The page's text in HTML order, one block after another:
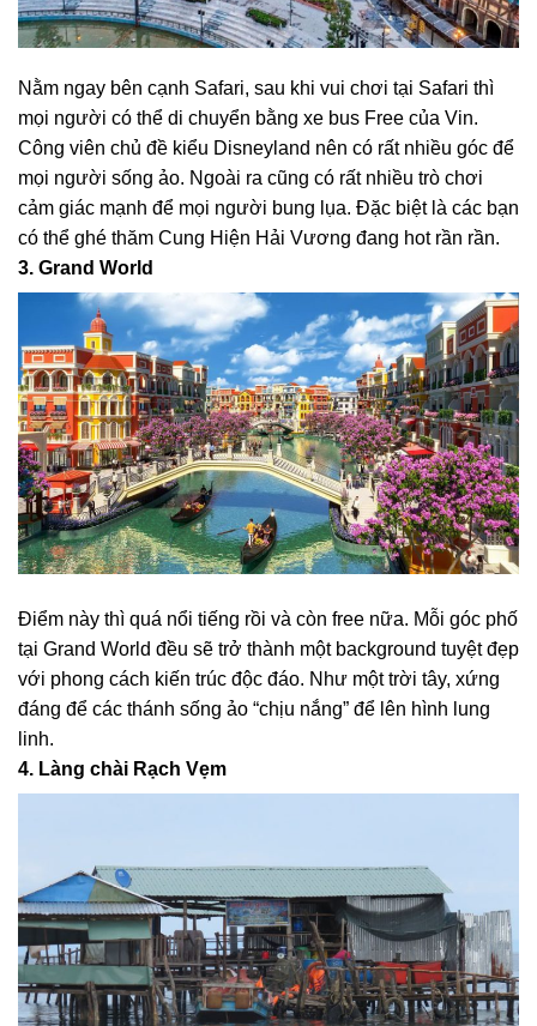
Nằm ngay bên cạnh Safari, sau khi vui chơi tại Safari thì
mọi người có thể di chuyển bằng xe bus Free của Vin.
Công viên chủ đề kiểu Disneyland nên có rất nhiều góc để
mọi người sống ảo. Ngoài ra cũng có rất nhiều trò chơi
cảm giác mạnh để mọi người bung lụa. Đặc biệt là các bạn
có thể ghé thăm Cung Hiện Hải Vương đang hot rần rần.
3. Grand World
Điểm này thì quá nổi tiếng rồi và còn free nữa. Mỗi góc phố
tại Grand World đều sẽ trở thành một background tuyệt đẹp
với phong cách kiến trúc độc đáo. Như một trời tây, xứng
đáng để các thánh sống ảo “chịu nắng” để lên hình lung
linh.
4. Làng chài Rạch Vẹm